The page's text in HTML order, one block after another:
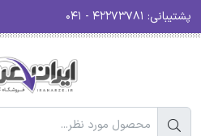
پشتیبانی: